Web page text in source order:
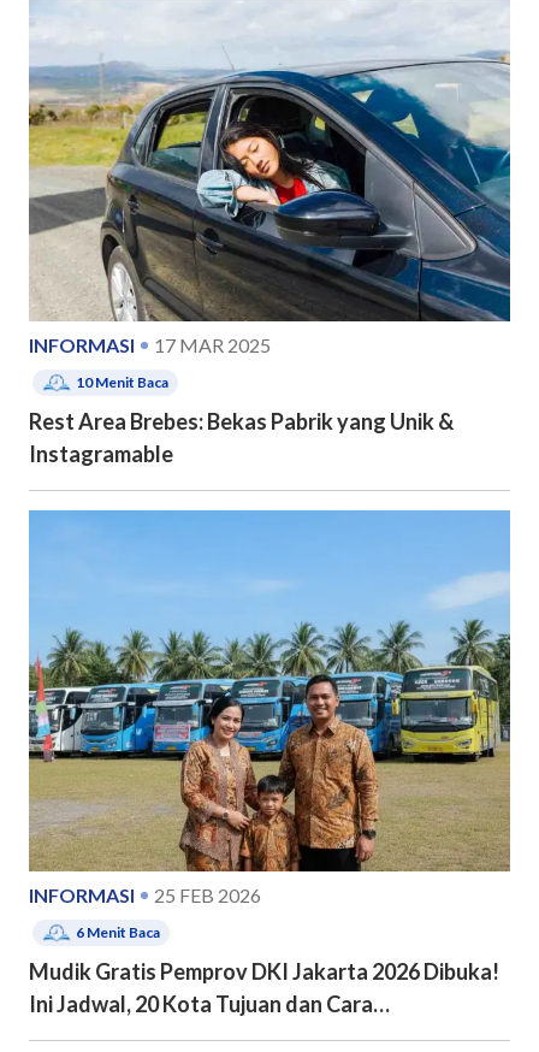
INFORMASI 17 MAR 2025
10Menit Baca
Rest Area Brebes: Bekas Pabrik yang Unik &
Instagramable
INFORMASI 25 FEB 2026
6 Menit Baca
Mudik Gratis Pemprov DKI Jakarta 2026 Dibuka!
Ini Jadwal, 20 Kota Tujuan dan Cara
Pendaftarannya